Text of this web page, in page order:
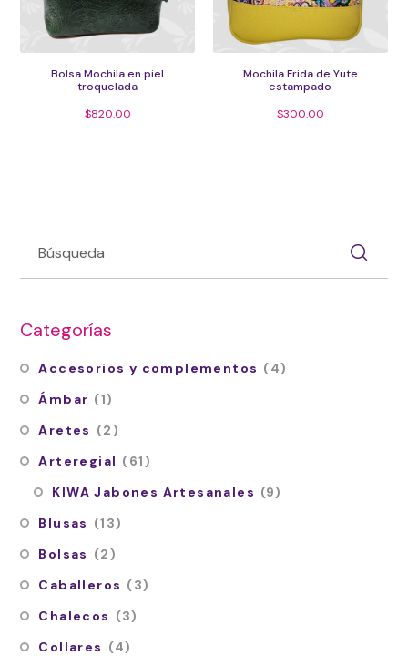
Bolsa Mochila en piel
troquelada
$820.00
Mochila Frida de Yute
estampado
$300.00
Categorías
Accesorios y complementos (4)
Ámbar (1)
Aretes (2)
Arteregial (61)
KIWA Jabones Artesanales (9)
Blusas (13)
Bolsas (2)
Caballeros (3)
Chalecos (3)
Collares (4)